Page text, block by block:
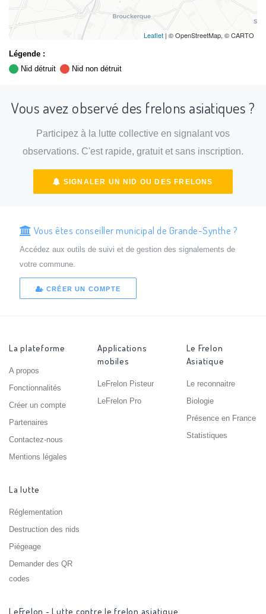
Leaflet | © OpenStreetMap, © CARTO
Légende :
Nid détruit
Nid non détruit
Vous avez observé des frelons asiatiques ?
Participez à la lutte collective en signalant vos
observations. C'est rapide, gratuit et sans inscription.
SIGNALER UN NID OU DES FRELONS
Vous êtes conseiller municipal de Grande-Synthe ?
Accédez aux outils de suivi et de gestion des signalements de
votre commune.
CRÉER UN COMPTE
La plateforme
A propos
Fonctionnalités
Créer un compte
Partenaires
Contactez-nous
Mentions légales
Applications
mobiles
LeFrelon Pisteur
LeFrelon Pro
Le Frelon
Asiatique
Le reconnaitre
Biologie
Présence en France
Statistiques
La lutte
Réglementation
Destruction des nids
Piégeage
Demander des QR
codes
LeFrelon - Lutte contre le frelon asiatique